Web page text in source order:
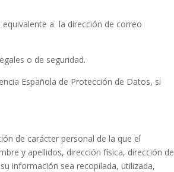
a la dirección de correo
o de seguridad.
Española de Protección de Datos, si
de carácter personal de la que el
y apellidos, dirección física, dirección de
información sea recopilada, utilizada,